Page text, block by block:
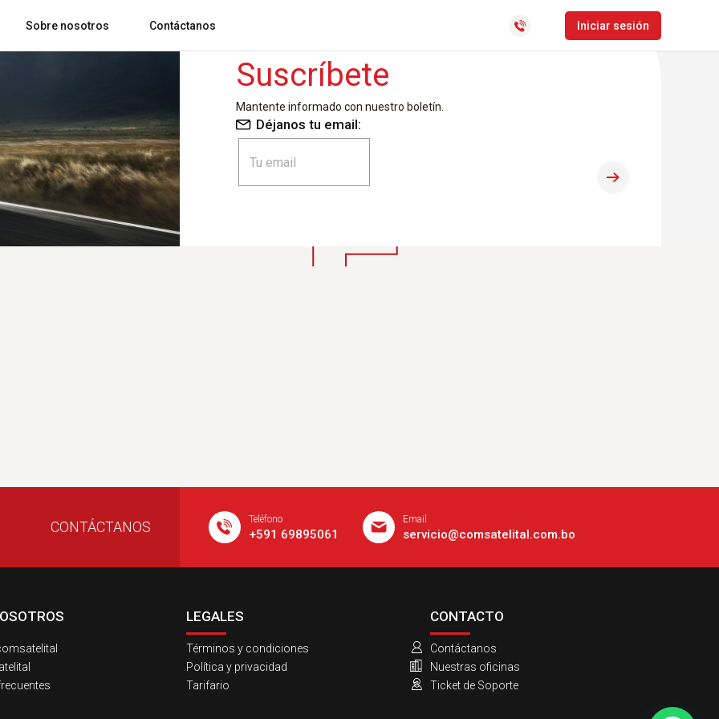
Rastreo, control y gestión de flotas y rutas
Sobre nosotros
Blog comsatelital Preguntas frecuentes
Contáctanos Iniciar sesión
CLocator
Suscríbete
Mantente informado con nuestro boletín.
Déjanos tu email:
CONTÁCTANOS Teléfono
+591 69895061
Email
servicio@comsatelital.com.bo
LEGALES
Términos y condiciones
Política y privacidad
Tarifario
CONTACTO
Contáctanos
Nuestras oficinas
Ticket de Soporte